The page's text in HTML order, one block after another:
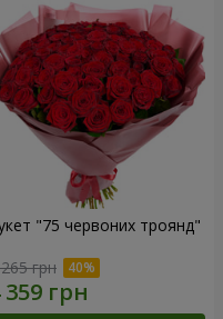
"75 червоних троянд"
грн